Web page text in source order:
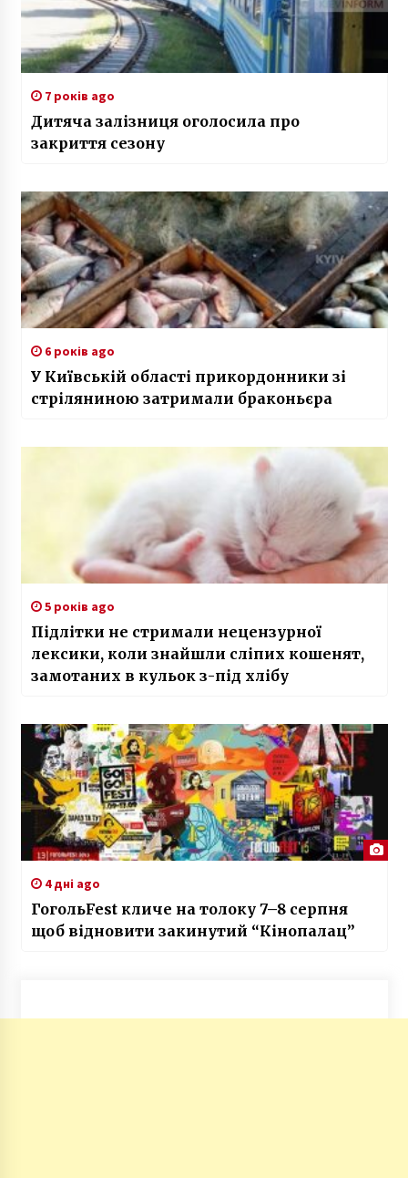
7 років ago
Дитяча залізниця оголосила про
закриття сезону
6 років ago
У Київській області прикордонники зі
стріляниною затримали браконьєра
5 років ago
Підлітки не стримали нецензурної
лексики, коли знайшли сліпих кошенят,
замотаних в кульок з-під хлібу
4 дні ago
ГогольFest кличе на толоку 7–8 серпня
щоб відновити закинутий “Кінопалац”